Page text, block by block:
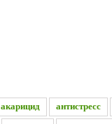
акарицид антистресс